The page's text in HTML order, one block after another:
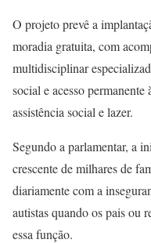
O projeto prevê a
moradia gratuita, com
multidisciplinar
social e acesso
assistência social e lazer.
Segundo a parlamentar, a
crescente de milhares de
diariamente com a
autistas quando os pais ou
essa função.